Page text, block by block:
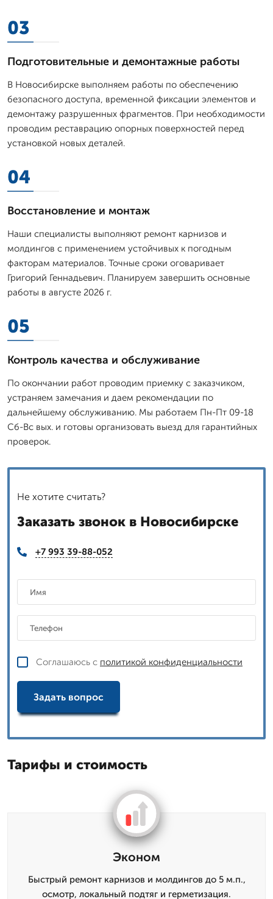
03
Подготовительные и демонтажные работы
В Новосибирске выполняем работы по обеспечению
безопасного доступа, временной фиксации элементов и
демонтажу разрушенных фрагментов. При необходимости
проводим реставрацию опорных поверхностей перед
установкой новых деталей.
04
Восстановление и монтаж
Наши специалисты выполняют ремонт карнизов и
молдингов с применением устойчивых к погодным
факторам материалов. Точные сроки оговаривает
Григорий Геннадьевич. Планируем завершить основные
работы в августе 2026 г.
05
Контроль качества и обслуживание
По окончании работ проводим приемку с заказчиком,
устраняем замечания и даем рекомендации по
дальнейшему обслуживанию. Мы работаем Пн-Пт 09-18
Сб-Вс вых. и готовы организовать выезд для гарантийных
проверок.
Не хотите считать?
Заказать звонок в Новосибирске
+7 993 39-88-052
Соглашаюсь с политикой конфиденциальности
Задать вопрос
Тарифы и стоимость
Эконом
Быстрый ремонт карнизов и молдингов до 5 м.п.,
осмотр, локальный подтяг и герметизация.